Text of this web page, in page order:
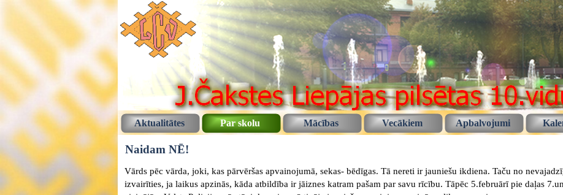
Aktualitātes Par skolu Mācības Vecākiem Apbalvojumi
Naidam NĒ!
Vārds pēc vārda, joki, kas pārvēršas apvainojumā, sekas- bēdīgas. Tā nereti ir jauniešu ikdiena. Taču no
izvairīties, ja laikus apzinās, kāda atbildība ir jāiznes katram pašam par savu rīcību. Tāpēc 5.februārī pie daļas